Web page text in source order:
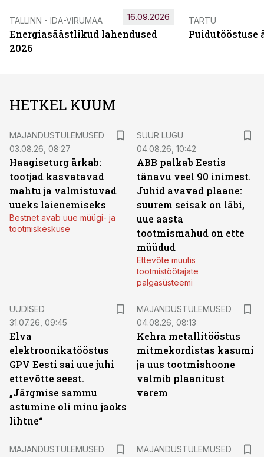
TALLINN - IDA-VIRUMAA
Energiasäästlikud lahendused
2026
16.09.2026 TARTU
Puidutööstuse
HETKEL KUUM
MAJANDUSTULEMUSED
03.08.26, 08:27
Haagiseturg ärkab:
tootjad kasvatavad
mahtu ja valmistuvad
uueks laienemiseks
Bestnet avab uue müügi- ja
tootmiskeskuse
SUUR LUGU
04.08.26, 10:42
ABB palkab Eestis
tänavu veel 90 inimest.
Juhid avavad plaane:
suurem seisak on läbi,
uue aasta
tootmismahud on ette
müüdud
Ettevõte muutis
tootmistöötajate
palgasüsteemi
UUDISED
31.07.26, 09:45
Elva
elektroonikatööstus
GPV Eesti sai uue juhi
ettevõtte seest.
„Järgmise sammu
astumine oli minu jaoks
lihtne“
MAJANDUSTULEMUSED
04.08.26, 08:13
Kehra metallitööstus
mitmekordistas kasumi
ja uus tootmishoone
valmib plaanitust
varem
MAJANDUSTULEMUSED
MAJANDUSTULEMUSED